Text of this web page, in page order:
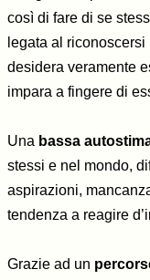
così di fare di se
legata al
desidera veramente
impara a fingere di
Una bassa
stessi e nel mondo,
aspirazioni,
tendenza a reagire
Grazie ad un